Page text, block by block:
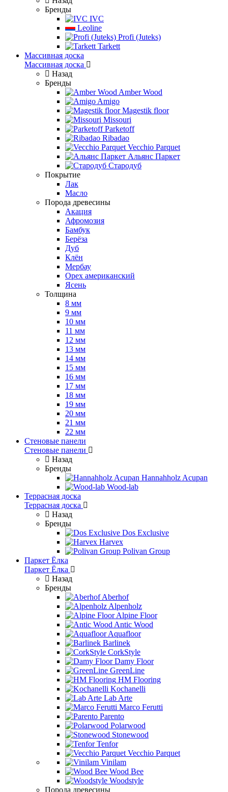
Бренды
IVC
Leoline
Profi (Juteks)
Tarkett
Массивная доска
Массивная доска
Назад
Бренды
Amber Wood
Amigo
Magestik floor
Missouri
Parketoff
Ribadao
Vecchio Parquet
Альянс Паркет
Стародуб
Покрытие
Лак
Масло
Порода древесины
Акация
Афромозия
Бамбук
Берёза
Дуб
Клён
Мербау
Орех американский
Ясень
Толщина
8 мм
9 мм
10 мм
11 мм
12 мм
13 мм
14 мм
15 мм
16 мм
17 мм
18 мм
19 мм
20 мм
21 мм
22 мм
Стеновые панели
Стеновые панели
Назад
Бренды
Hannahholz Acupan
Wood-lab
Террасная доска
Террасная доска
Назад
Бренды
Dos Exclusive
Harvex
Polivan Group
Паркет Ёлка
Паркет Ёлка
Назад
Бренды
Aberhof
Alpenholz
Alpine Floor
Antic Wood
Aquafloor
Barlinek
CorkStyle
Damy Floor
GreenLine
HM Flooring
Kochanelli
Lab Arte
Marco Ferutti
Parento
Polarwood
Stonewood
Tenfor
Vecchio Parquet
Vinilam
Wood Bee
Woodstyle
Порода древесины